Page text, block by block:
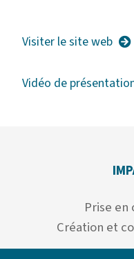
Visiter le site web
Vidéo de
Prise
Création et